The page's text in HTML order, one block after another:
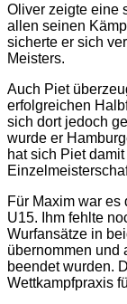
Oliver zeigte eine
allen seinen
sicherte er sich
Meisters.
Auch Piet
erfolgreichen
sich dort jedoch
wurde er
hat sich Piet
Für Maxim war es
U15. Ihm fehlte
Wurfansätze in
übernommen und
beendet wurden.
Wettkampfpraxis